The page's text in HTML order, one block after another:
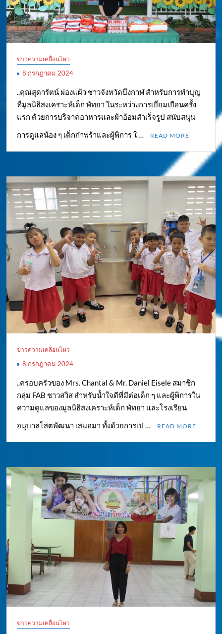
ข่าวความเคลื่อนไหว
8 กรกฎาคม 2024
..คุณสุดารัตน์ ผ่องแผ้ว ชาวจังหวัดบึงกาฬ สำหรับการทำบุญ
ที่มูลนิธิสงเคราะห์เด็ก พัทยา ในระหว่างการเยี่ยมเยือนครั้ง
แรก ด้วยการบริจาคอาหารและผ้าอ้อมสำเร็จรูป สนับสนุน
การดูแลน้อง ๆ เด็กกำพร้าและผู้พิการ ใ …
READ MORE
ข่าวความเคลื่อนไหว
8 กรกฎาคม 2024
..ครอบครัวของ Mrs. Chantal & Mr. Daniel Eisele สมาชิก
กลุ่ม FAB ชาวสวิส สำหรับน้ำใจดีที่มีต่อเด็ก ๆ และผู้พิการใน
ความดูแลของมูลนิธิสงเคราะห์เด็ก พัทยา และโรงเรียน
อนุบาลโสตพัฒนา เสมอมา ทั้งด้วยการเป …
READ MORE
ข่าวความเคลื่อนไหว